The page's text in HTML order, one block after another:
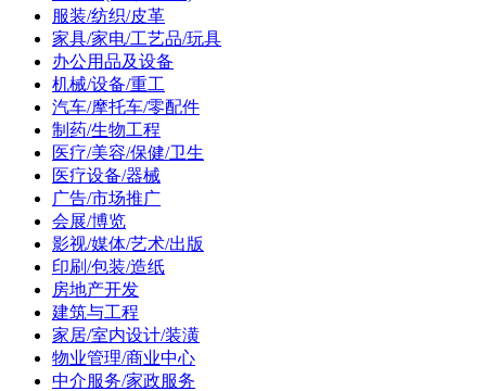
服装/纺织/皮革
家具/家电/工艺品/玩具
办公用品及设备
机械/设备/重工
汽车/摩托车/零配件
制药/生物工程
医疗/美容/保健/卫生
医疗设备/器械
广告/市场推广
会展/博览
影视/媒体/艺术/出版
印刷/包装/造纸
房地产开发
建筑与工程
家居/室内设计/装潢
物业管理/商业中心
中介服务/家政服务